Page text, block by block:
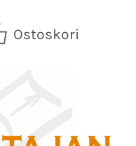
Ostoskori